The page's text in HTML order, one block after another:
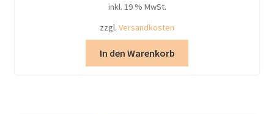
inkl. 19 % MwSt.
zzgl. Versandkosten
In den Warenkorb